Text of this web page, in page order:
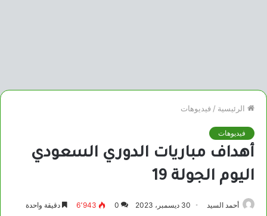
الرئيسية / فيديوهات
فيديوهات
أهداف مباريات الدوري السعودي
اليوم الجولة 19
أحمد السيد 30 ديسمبر، 2023 0 6٬943 دقيقة واحدة